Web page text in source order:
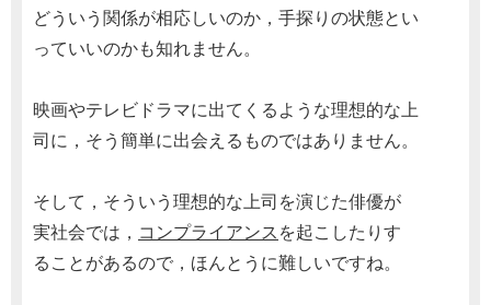
どういう関係が相応しいのか，手探りの状態とい
っていいのかも知れません。
映画やテレビドラマに出てくるような理想的な上
司に，そう簡単に出会えるものではありません。
そして，そういう理想的な上司を演じた俳優が
実社会では， コンプライアンス を起こしたりす
ることがあるので，ほんとうに難しいですね。